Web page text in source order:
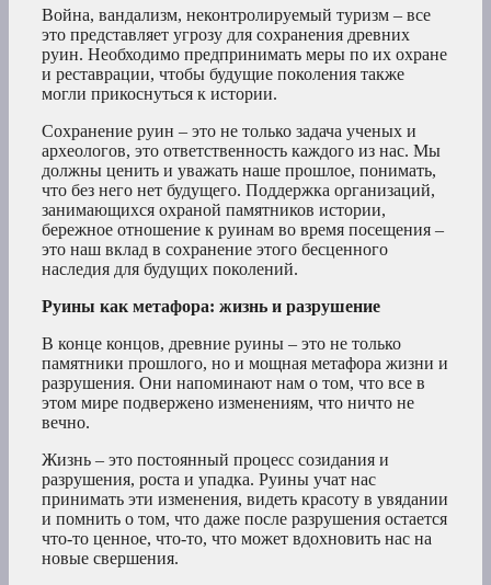
Война, вандализм, неконтролируемый туризм – все
это представляет угрозу для сохранения древних
руин. Необходимо предпринимать меры по их охране
и реставрации, чтобы будущие поколения также
могли прикоснуться к истории.
Сохранение руин – это не только задача ученых и
археологов, это ответственность каждого из нас. Мы
должны ценить и уважать наше прошлое, понимать,
что без него нет будущего. Поддержка организаций,
занимающихся охраной памятников истории,
бережное отношение к руинам во время посещения –
это наш вклад в сохранение этого бесценного
наследия для будущих поколений.
Руины как метафора: жизнь и разрушение
В конце концов, древние руины – это не только
памятники прошлого, но и мощная метафора жизни и
разрушения. Они напоминают нам о том, что все в
этом мире подвержено изменениям, что ничто не
вечно.
Жизнь – это постоянный процесс созидания и
разрушения, роста и упадка. Руины учат нас
принимать эти изменения, видеть красоту в увядании
и помнить о том, что даже после разрушения остается
что-то ценное, что-то, что может вдохновить нас на
новые свершения.